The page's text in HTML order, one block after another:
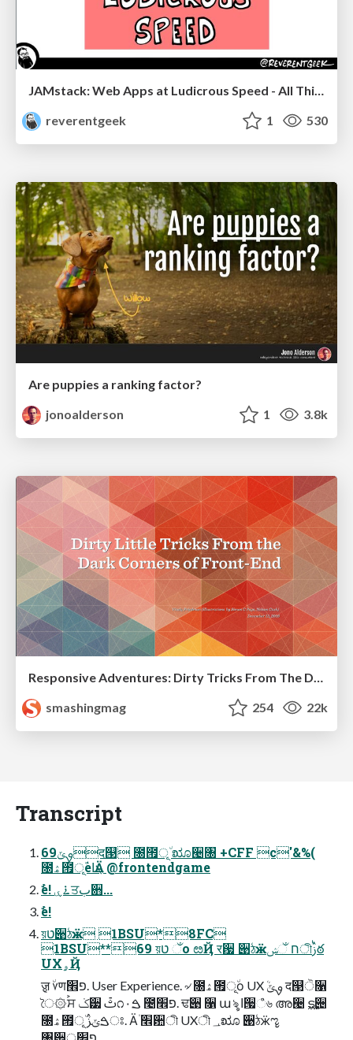
JAMstack: Web Apps at Ludicrous Speed - All Things Open 2022
reverentgeek
1 530
Are puppies a ranking factor?
jonoalderson
1 3.8k
Responsive Adventures: Dirty Tricks From The Dark Corners of Front-End
smashingmag
254 22k
Transcript
69ࡐݶद୓ ೐۠౟ূ٘ ೠ੤৐ +CFF c'&%(
೐ۿ౟ূ٘ѐߊӒܛ @frontendgame
ࣗѐ! ࠶ۑਤب਋...
ࣗѐ!
য়ט੉ঠӝ 1BSU*8FC
1BSU**69 য়ט ઁо ೞҊ र਷ ੉ঠӝח ઁݾীࢲࠗఠ
UXۄҊ
݈ॹ ٘۷णפ׮. User Experience. ৵ ೐ۿ౟ূ٘о UXܳ ࡐݶ द୓ੋ૑
ৈ۞࠙ਸ ݢ੷ ࢸٙ೧ࠁ۰ ೤פ׮. ਢ੉ ૑ աৡ ߊ੗ஂ৬ അ੤ ࢚ട੄
೐ۿ౟ূ٘ܳ ࠁݶࢲਃ. Ӓ۠ ׮਺ী UXী ؀ೠ ੉ঠӝೡ